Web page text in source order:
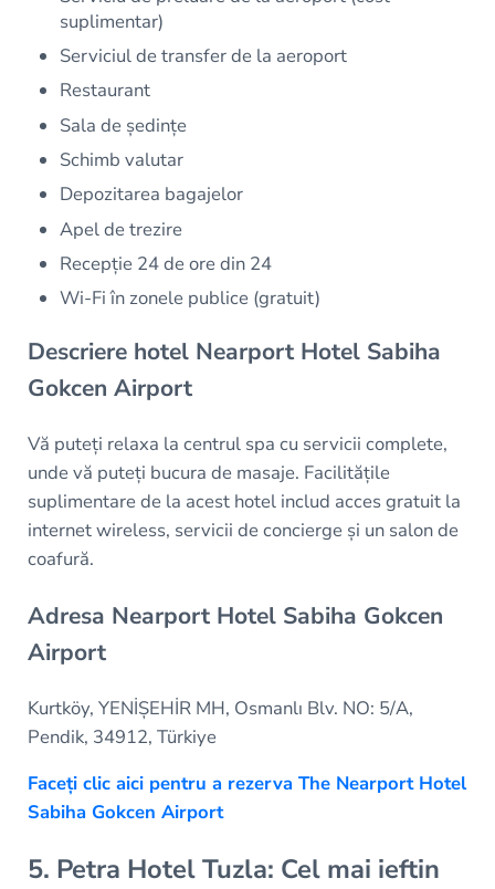
suplimentar)
Serviciul de transfer de la aeroport
Restaurant
Sala de ședințe
Schimb valutar
Depozitarea bagajelor
Apel de trezire
Recepție 24 de ore din 24
Wi-Fi în zonele publice (gratuit)
Descriere hotel Nearport Hotel Sabiha
Gokcen Airport
Vă puteți relaxa la centrul spa cu servicii complete,
unde vă puteți bucura de masaje. Facilitățile
suplimentare de la acest hotel includ acces gratuit la
internet wireless, servicii de concierge și un salon de
coafură.
Adresa Nearport Hotel Sabiha Gokcen
Airport
Kurtköy, YENİȘEHİR MH, Osmanlı Blv. NO: 5/A,
Pendik, 34912, Türkiye
Faceți clic aici pentru a rezerva The Nearport Hotel
Sabiha Gokcen Airport
5. Petra Hotel Tuzla: Cel mai ieftin